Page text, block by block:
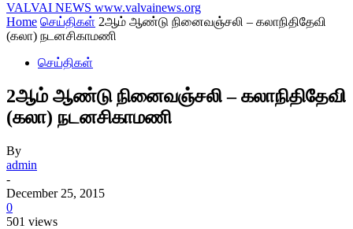
VALVAI NEWS www.valvainews.org
Home செய்திகள் 2ஆம் ஆண்டு நினைவஞ்சலி – கலாநிதிதேவி
(கலா) நடனசிகாமணி
செய்திகள்
2ஆம் ஆண்டு நினைவஞ்சலி – கலாநிதிதேவி
(கலா) நடனசிகாமணி
By
admin
-
December 25, 2015
0
501 views